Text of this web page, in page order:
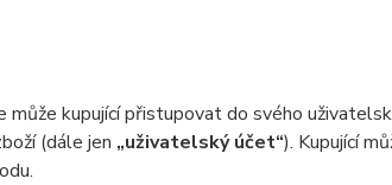
kupující přistupovat do svého
(dále jen „uživatelský účet“). Kupující